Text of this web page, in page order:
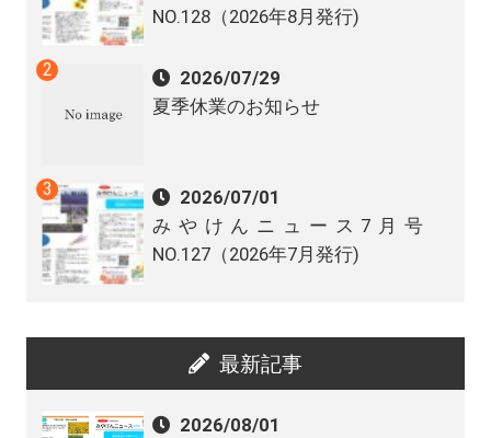
NO.128（2026年8月発行)
2026/07/29
夏季休業のお知らせ
2026/07/01
みやけんニュース7月号
NO.127（2026年7月発行)
最新記事
2026/08/01